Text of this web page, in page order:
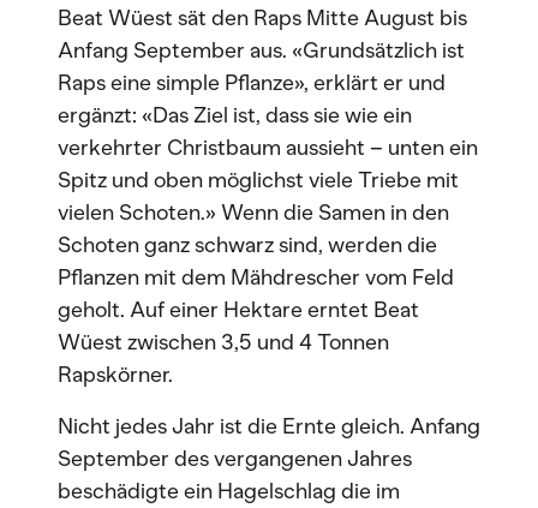
Beat Wüest sät den Raps Mitte August bis
Anfang September aus. «Grundsätzlich ist
Raps eine simple Pflanze», erklärt er und
ergänzt: «Das Ziel ist, dass sie wie ein
verkehrter Christbaum aussieht – unten ein
Spitz und oben möglichst viele Triebe mit
vielen Schoten.» Wenn die Samen in den
Schoten ganz schwarz sind, werden die
Pflanzen mit dem Mähdrescher vom Feld
geholt. Auf einer Hektare erntet Beat
Wüest zwischen 3,5 und 4 Tonnen
Rapskörner.
Nicht jedes Jahr ist die Ernte gleich. Anfang
September des vergangenen Jahres
beschädigte ein Hagelschlag die im